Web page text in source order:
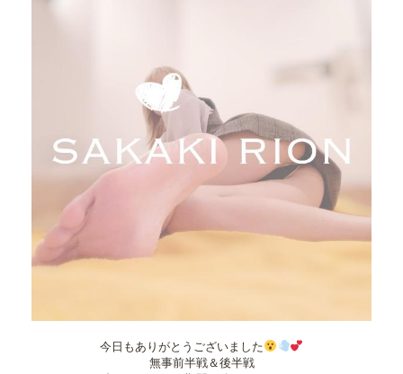
今日もありがとうございました
無事前半戦＆後半戦